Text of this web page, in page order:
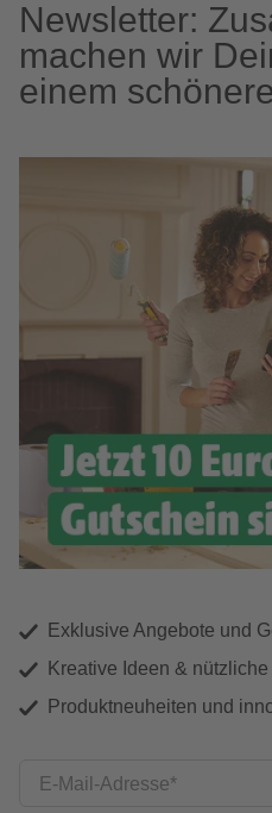
Newsletter:
machen wir
einem
Exklusive Angebote und
Kreative Ideen &
Produktneuheiten und
E-Mail-Adresse